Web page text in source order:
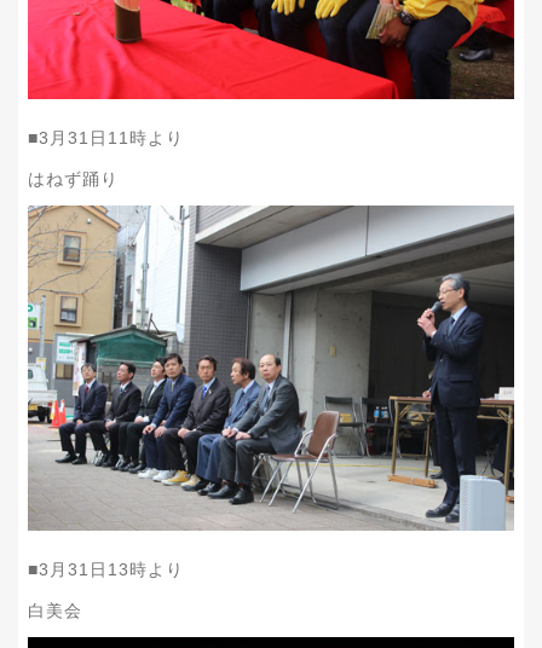
■3 月 31 日 11 時より
はねず踊り
■3 月 31 日 13時より
白美会